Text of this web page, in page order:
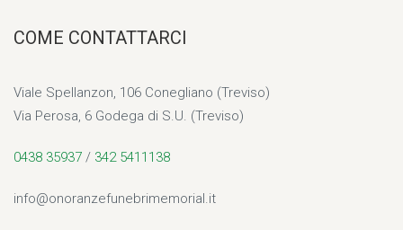
COME CONTATTARCI
Viale Spellanzon, 106 Conegliano (Treviso)
Via Perosa, 6 Godega di S.U. (Treviso)
0438 35937 / 342 5411138
info@onoranzefunebrimemorial.it